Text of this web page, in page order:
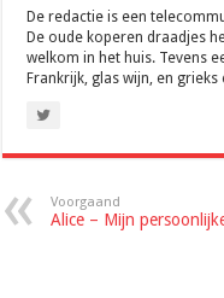
De redactie is een
De oude koperen draadjes
welkom in het huis. Tevens
Frankrijk, glas wijn, en grieks
Voorgaand
Alice – Mijn